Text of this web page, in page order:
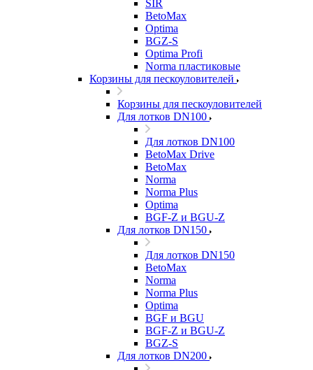
SIR
BetoMax
Optima
BGZ-S
Optima Profi
Norma пластиковые
Корзины для пескоуловителей
Корзины для пескоуловителей
Для лотков DN100
Для лотков DN100
BetoMax Drive
BetoMax
Norma
Norma Plus
Optima
BGF-Z и BGU-Z
Для лотков DN150
Для лотков DN150
BetoMax
Norma
Norma Plus
Optima
BGF и BGU
BGF-Z и BGU-Z
BGZ-S
Для лотков DN200